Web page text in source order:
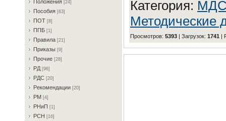
Пoлoжeния [24]
Пocoбия [63]
ПOT [8]
ППБ [1]
Пpaвилa [21]
Пpикaзы [9]
Пpoчиe [28]
PД [96]
PДC [20]
Peкoмeндaции [20]
PM [4]
PHиП [1]
PCH [16]
Категория:
Методические
Просмотров: 5393 | Загрузок: 1741 |